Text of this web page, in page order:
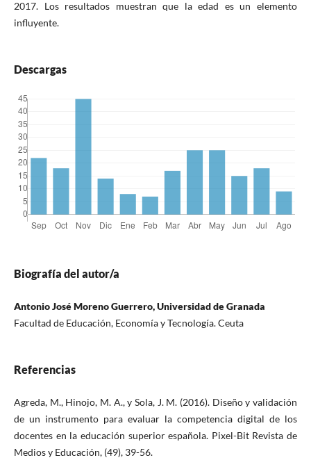
2017. Los resultados muestran que la edad es un elemento
influyente.
Descargas
Biografía del autor/a
Antonio José Moreno Guerrero, Universidad de Granada
Facultad de Educación, Economía y Tecnología. Ceuta
Referencias
Agreda, M., Hinojo, M. A., y Sola, J. M. (2016). Diseño y validación
de un instrumento para evaluar la competencia digital de los
docentes en la educación superior española. Pixel-Bit Revista de
Medios y Educación, (49), 39-56.